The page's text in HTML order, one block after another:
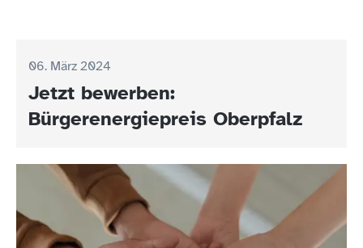
06. März 2024
Jetzt bewerben:
Bürgerenergiepreis Oberpfalz